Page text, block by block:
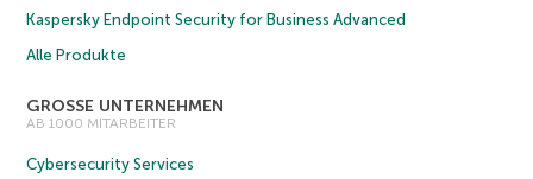
Kaspersky Endpoint Security for Business Advanced
Alle Produkte
GROSSE UNTERNEHMEN
AB 1000 MITARBEITER
Cybersecurity Services